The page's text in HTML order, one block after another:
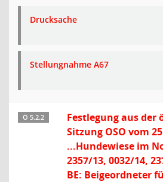
Drucksache
Stellungnahme A67
Ö 5.2.2
Festlegung aus der
Sitzung OSO vom
...Hundewiese im
2357/13, 0032/14,
BE: Beigeordneter